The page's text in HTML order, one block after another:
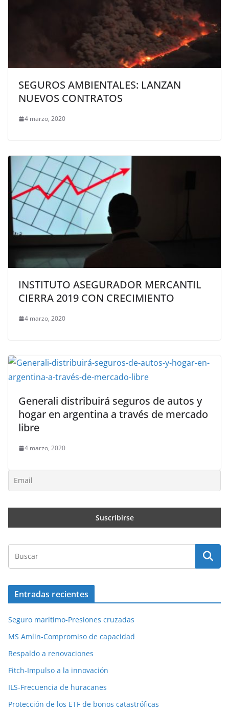
SEGUROS AMBIENTALES: LANZAN
NUEVOS CONTRATOS
4 marzo, 2020
INSTITUTO ASEGURADOR MERCANTIL
CIERRA 2019 CON CRECIMIENTO
4 marzo, 2020
Generali distribuirá seguros de autos y
hogar en argentina a través de mercado
libre
4 marzo, 2020
Entradas recientes
Seguro marítimo-Presiones cruzadas
MS Amlin-Compromiso de capacidad
Respaldo a renovaciones
Fitch-Impulso a la innovación
ILS-Frecuencia de huracanes
Protección de los ETF de bonos catastróficas